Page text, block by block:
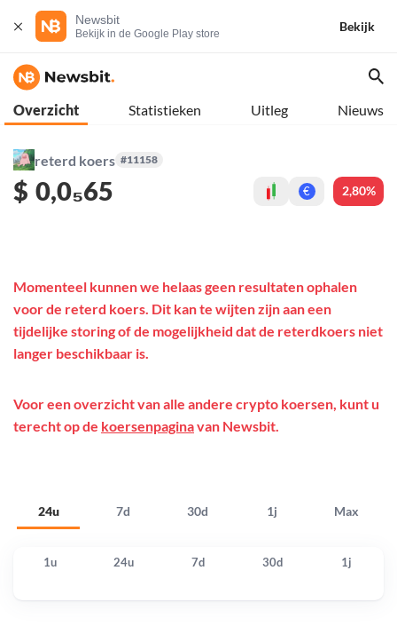
Newsbit
Bekijk in de Google Play store
Bekijk
Overzicht Statistieken Uitleg Nieuws
reterd koers #11158
$ 0,0₅65 € 2,80%
24u 7d 30d 1j Max
Momenteel kunnen we helaas geen resultaten ophalen
voor de reterd koers. Dit kan te wijten zijn aan een
tijdelijke storing of de mogelijkheid dat de reterdkoers niet
langer beschikbaar is.
Voor een overzicht van alle andere crypto koersen, kunt u
terecht op de koersenpaginavan Newsbit.
1u 24u 7d 30d 1j